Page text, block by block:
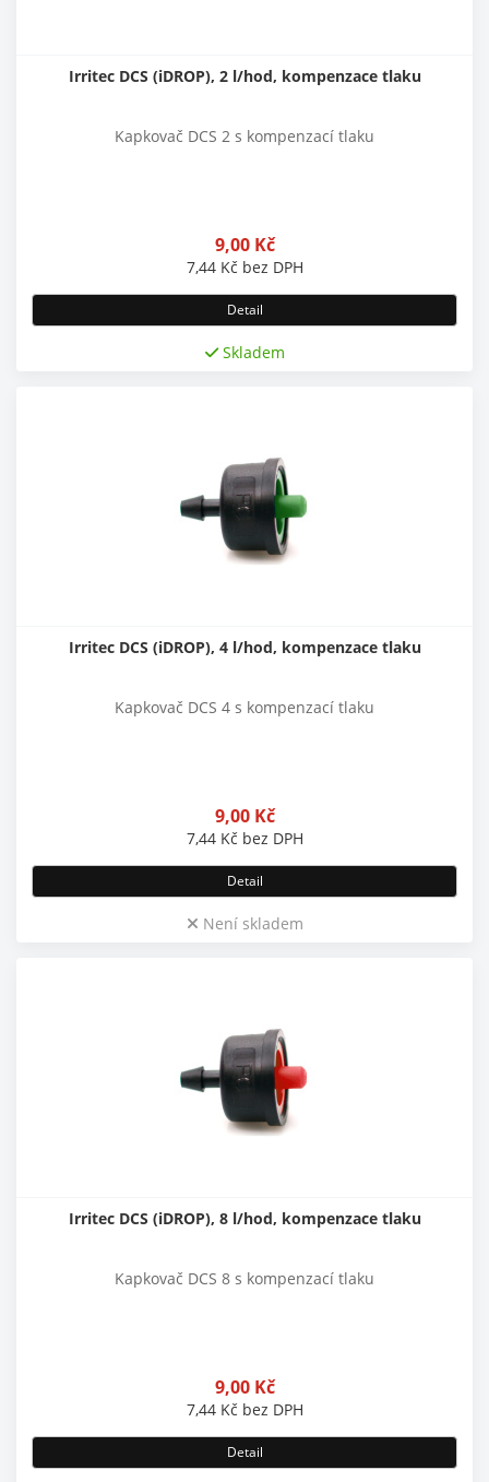
Irritec DCS (iDROP), 2 l/hod, kompenzace tlaku
Kapkovač DCS 2 s kompenzací tlaku
9,00 Kč
7,44 Kč bez DPH
Detail
Skladem
Irritec DCS (iDROP), 4 l/hod, kompenzace tlaku
Kapkovač DCS 4 s kompenzací tlaku
9,00 Kč
7,44 Kč bez DPH
Detail
Není skladem
Irritec DCS (iDROP), 8 l/hod, kompenzace tlaku
Kapkovač DCS 8 s kompenzací tlaku
9,00 Kč
7,44 Kč bez DPH
Detail